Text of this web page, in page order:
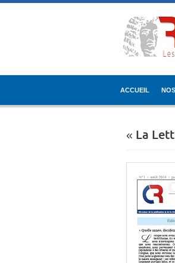
ACCUEIL
« La